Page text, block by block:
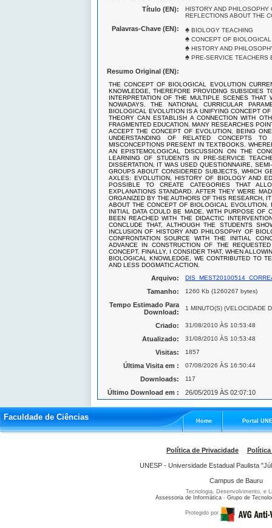
Título (EN):
HISTORY AND PHILOSOPHY
REFLECTIONS ABOUT THE
Palavras-Chave (EN): ♠ BIOLOGY TEACHING
♠ CONCEPT OF
♠ HISTORY AND
♠ PRE-SERVICE TEACHERS
Resumo Original (EN):
THE CONCEPT OF BIOLOGICAL EVOLUTION
KNOWLEDGE, THEREFORE PROVIDING SUBSIDIES
INTERPRETATION OF THE MULTIPLE SCENES
NOWADAYS. THE NATIONAL CURRICULAR
BIOLOGICAL EVOLUTION IS A UNIFYING CONCEPT
THEORY CAN ESTABLISH A CONNECTION WITH
FRAGMENTED EDUCATION. MANY RESEARCHES
ACCEPT THE CONCEPT OF EVOLUTION, BEING
UNDERSTANDING OF RELATED CONCEPTS
MISCONCEPTIONS PRESENT IN TEXTBOOKS.
AN EPISTEMOLOGICAL DISCUSSION ON THE
LEARNING OF STUDENTS IN PRE-SERVICE
DISSERTATION, IT WAS USED QUESTIONNAIRE,
GROUPS ABOUT CONSIDERED SUBJECTS, WHICH
AXLES: EVOLUTION, HISTORY OF BIOLOGY AND
POSSIBLE TO CREATE CATEGORIES THAT
EXPLANATIONS STANDARD. AFTER THEY WERE
ORGANIZED BY THE AUTHORS OF THIS RESEARCH,
ABOUT THE CONCEPT OF BIOLOGICAL EVOLUTION.
INITIAL DATA COULD BE MADE, WITH PURPOSE OF
BEEN REACHED WITH THE DIDACTIC
CONCLUDE THAT, ALTHOUGH THE STUDENTS
INCLUSION OF HISTORY AND PHILOSOPHY OF
CONFRONTATION SOURCE WITH THE INITIAL
ADVANCE IN CONSTRUCTION OF THE
CONCEPT. FINALLY, I CONSIDER THAT, WHEN
BIOLOGICAL KNOWLEDGE, WE CONTRIBUTED TO
AND LESS DOGMATIC ACTION.
Arquivo:
Tamanho: 1260 Kb (1260267 bytes)
Tempo Estimado Para
Download:
1 MINUTO(S) (VELOCIDADE
Criado: 31/08/2010 ÀS 10:53:48
Atualizado: 31/08/2010 ÀS 10:53:48
Visitas: 1857
Última Visita em : 07/08/2026 ÀS 16:50:44
Downloads: 117
Último Download em : 26/05/2019 ÀS 02:07:10
Faculdade de Ciências Home Portal
Política de Privacidade Política
UNESP - Universidade Estadual Paulista
Campus de Bauru
Tecnologia, Desenvolvimento, e
Assessoria de Informática - Grupo de
Protegido por